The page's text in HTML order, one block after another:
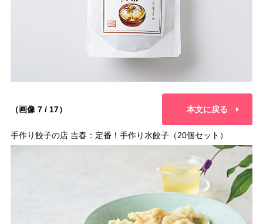
（画像 7 / 17） 本文に戻る
手作り餃子の店 吉春：定番！手作り水餃子（20個セット）